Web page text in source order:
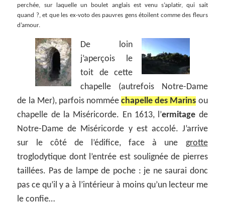
perchée, sur laquelle un boulet anglais est venu s’aplatir, qui sait
quand ?, et que les ex-voto des pauvres gens étoilent comme des fleurs
d’amour.
De loin
j’aperçois le
toit de cette
chapelle (autrefois Notre-Dame
de la Mer), parfois nomméechapelle des Marins ou
chapelle de la Miséricorde. En 1613, l’ermitage de
Notre-Dame de Miséricorde y est accolé. J’arrive
sur le côté de l’édifice, face à une grotte
troglodytique dont l’entrée est soulignée de pierres
taillées. Pas de lampe de poche : je ne saurai donc
pas ce qu’il y a à l’intérieur à moins qu’un lecteur me
le confie…